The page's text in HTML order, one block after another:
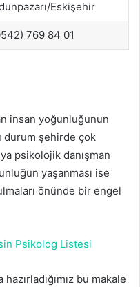
Eskişehir
769 84 01
insan yoğunluğunun
şehirde çok
psikolojik danışman
yaşanması ise
önünde bir engel
Psikolog Listesi
bu makale